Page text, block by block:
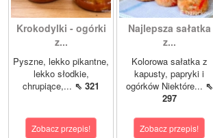
Krokodylki - ogórki
z...
Pyszne, lekko pikantne,
lekko słodkie,
chrupiące,... ⇖ 321
Zobacz przepis!
Najlepsza sałatka
z...
Kolorowa sałatka z
kapusty, papryki i
ogórków Niektóre... ⇖
297
Zobacz przepis!